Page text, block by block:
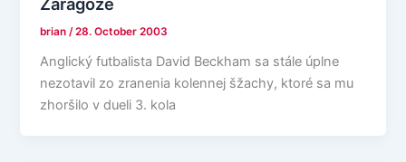
brian/28. October 2003
Anglický futbalista David Beckham sa stále úplne
nezotavil zo zranenia kolennej šžachy, ktoré sa mu
zhoršilo v dueli 3. kola